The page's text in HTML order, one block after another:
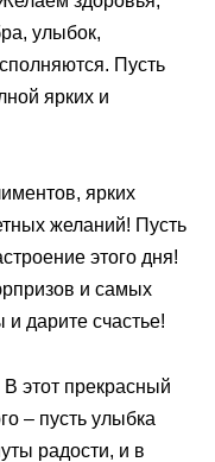
улыбок,
Пусть
ярких и
ярких
желаний! Пусть
этого дня!
и самых
и дарите счастье!
этот прекрасный
– пусть улыбка
радости, и в